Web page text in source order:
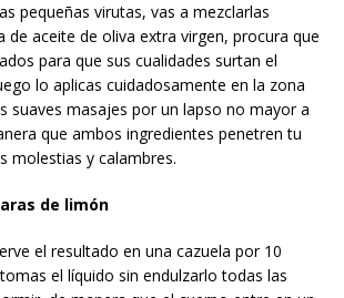
pequeñas virutas, vas a mezclarlas
de aceite de oliva extra virgen, procura que
para que sus cualidades surtan el
lo aplicas cuidadosamente en la zona
suaves masajes por un lapso no mayor a
que ambos ingredientes penetren tu
molestias y calambres.
de limón
el resultado en una cazuela por 10
el líquido sin endulzarlo todas las